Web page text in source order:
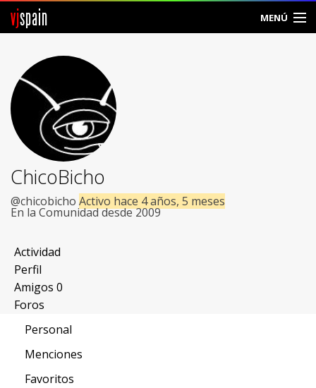
vjspain MENÚ
Foros
Noticias
Vjspain
Ayuda
Contacto
Entrar
Crear Cuenta
ChicoBicho
@chicobicho Activo hace 4 años, 5 meses
En la Comunidad desde 2009
Actividad
Perfil
Amigos 0
Foros
Personal
Menciones
Favoritos